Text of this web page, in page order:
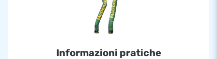
Informazioni pratiche